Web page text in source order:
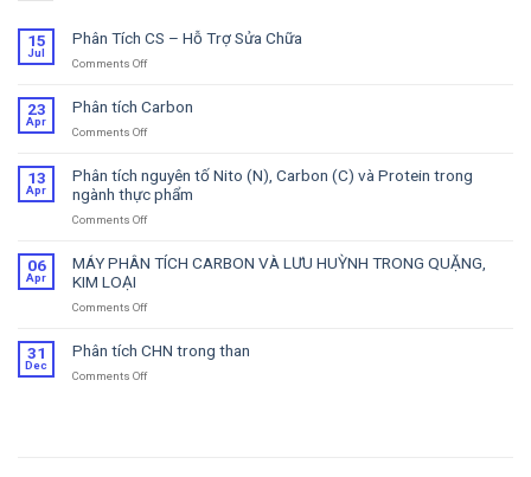
15
Jul
Phân Tích CS – Hỗ Trợ Sửa Chữa
Comments Offon
Tích
CS
Trợ
Sửa
Chữa
23
Apr
Phân tích Carbon
Comments Offon
Carbon
13
Apr
Phân tích nguyên tố Nito (N), Carbon (C) và Protein trong
ngành thực phẩm
Comments Offon
tích
nguyên
Nito
Carbon
06
Apr
MÁY PHÂN TÍCH CARBON VÀ LƯU HUỲNH TRONG QUẶNG,
KIM LOẠI
Comments Offon
PHÂN
TÍCH
31
Dec
Phân tích CHN trong than
Comments Offon